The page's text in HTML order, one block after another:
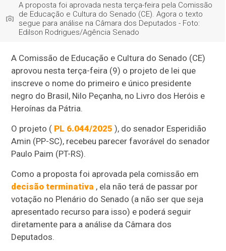
A proposta foi aprovada nesta terça-feira pela Comissão
de Educação e Cultura do Senado (CE). Agora o texto
segue para análise na Câmara dos Deputados - Foto:
Edilson Rodrigues/Agência Senado
A Comissão de Educação e Cultura do Senado (CE)
aprovou nesta terça-feira (9) o projeto de lei que
inscreve o nome do primeiro e único presidente
negro do Brasil, Nilo Peçanha, no Livro dos Heróis e
Heroínas da Pátria.
O projeto ( PL 6.044/2025 ), do senador Esperidião
Amin (PP-SC), recebeu parecer favorável do senador
Paulo Paim (PT-RS).
Como a proposta foi aprovada pela comissão em
decisão terminativa , ela não terá de passar por
votação no Plenário do Senado (a não ser que seja
apresentado recurso para isso) e poderá seguir
diretamente para a análise da Câmara dos
Deputados.